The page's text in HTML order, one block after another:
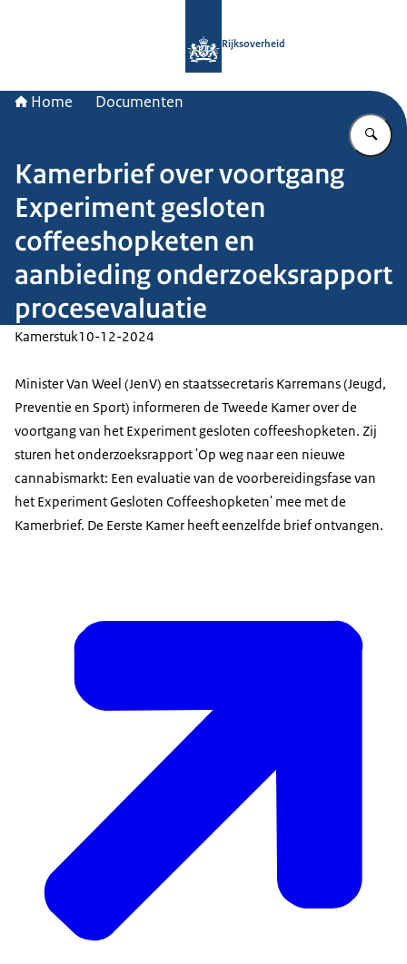
Rijksoverheid
Home Documenten
Kamerbrief over voortgang
Experiment gesloten
coffeeshopketen en
aanbieding onderzoeksrapport
procesevaluatie
Kamerstuk10-12-2024
Minister Van Weel (JenV) en staatssecretaris Karremans (Jeugd,
Preventie en Sport) informeren de Tweede Kamer over de
voortgang van het Experiment gesloten coffeeshopketen. Zij
sturen het onderzoeksrapport 'Op weg naar een nieuwe
cannabismarkt: Een evaluatie van de voorbereidingsfase van
het Experiment Gesloten Coffeeshopketen' mee met de
Kamerbrief. De Eerste Kamer heeft eenzelfde brief ontvangen.